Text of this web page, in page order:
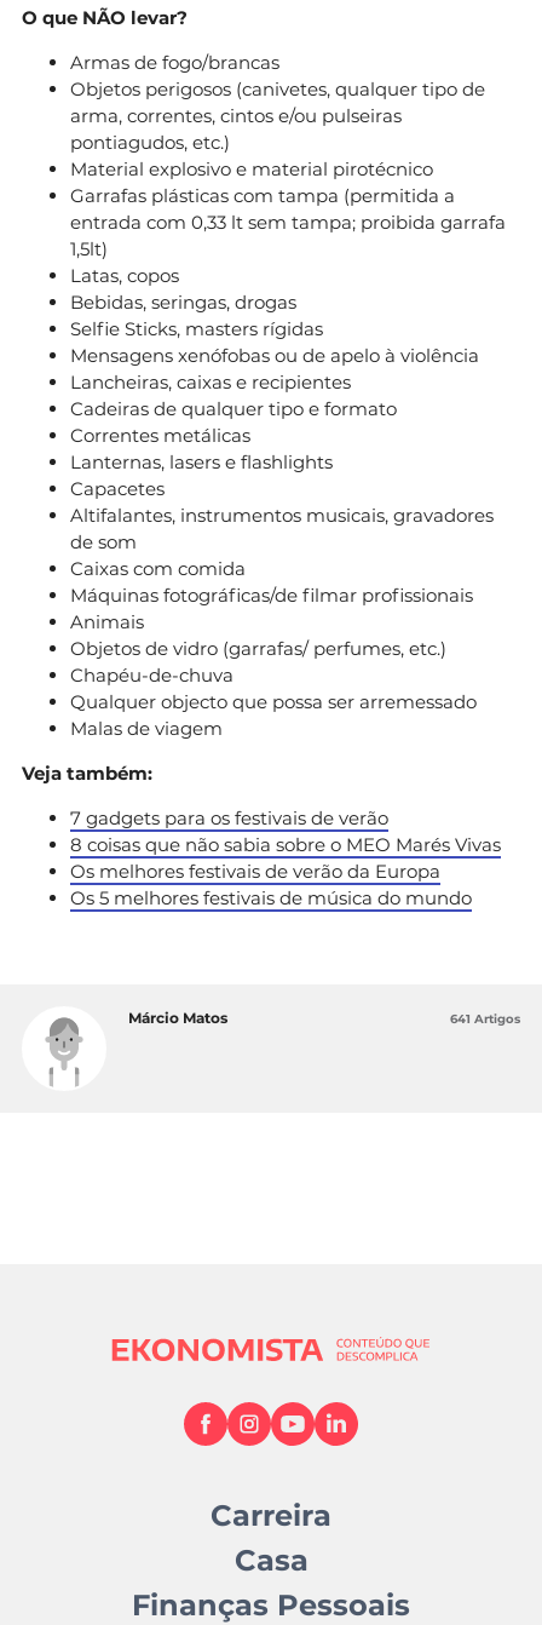
O que NÃO levar?
Armas de fogo/brancas
Objetos perigosos (canivetes, qualquer tipo de
arma, correntes, cintos e/ou pulseiras
pontiagudos, etc.)
Material explosivo e material pirotécnico
Garrafas plásticas com tampa (permitida a
entrada com 0,33 lt sem tampa; proibida garrafa
1,5lt)
Latas, copos
Bebidas, seringas, drogas
Selfie Sticks, masters rígidas
Mensagens xenófobas ou de apelo à violência
Lancheiras, caixas e recipientes
Cadeiras de qualquer tipo e formato
Correntes metálicas
Lanternas, lasers e flashlights
Capacetes
Altifalantes, instrumentos musicais, gravadores
de som
Caixas com comida
Máquinas fotográficas/de filmar profissionais
Animais
Objetos de vidro (garrafas/ perfumes, etc.)
Chapéu-de-chuva
Qualquer objecto que possa ser arremessado
Malas de viagem
Veja também:
7 gadgets para os festivais de verão
8 coisas que não sabia sobre o MEO Marés Vivas
Os melhores festivais de verão da Europa
Os 5 melhores festivais de música do mundo
Márcio Matos 641 Artigos
Carreira
Casa
Finanças Pessoais